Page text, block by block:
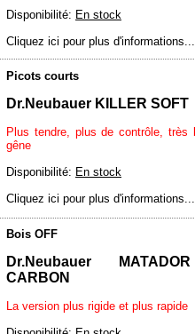
Disponibilité: En stock
Cliquez ici pour plus d'informations...
Picots courts
Dr.Neubauer KILLER SOFT
Plus tendre, plus de contrôle, très
gêne
Disponibilité: En stock
Cliquez ici pour plus d'informations...
Bois OFF
Dr.Neubauer
CARBON
La version plus rigide et plus rapide